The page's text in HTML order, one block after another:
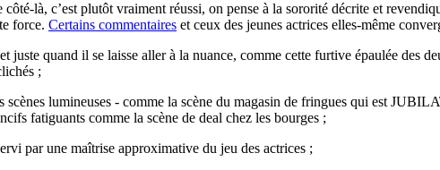
côté-là, c’est plutôt vraiment réussi, on pense à la sororité décrite et
force. Certains commentaires et ceux des jeunes actrices elles-même
juste quand il se laisse aller à la nuance, comme cette furtive épaulée des
;
scènes lumineuses - comme la scène du magasin de fringues qui est
fatiguants comme la scène de deal chez les bourges ;
par une maîtrise approximative du jeu des actrices ;